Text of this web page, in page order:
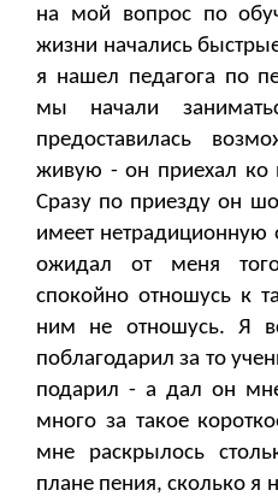
на мой вопрос по
жизни начались
я нашел педагога по
мы начали
предоставилась
живую - он приехал ко
Сразу по приезду он
имеет нетрадиционную
ожидал от меня
спокойно отношусь к
ним не отношусь. Я
поблагодарил за то
подарил - а дал он
много за такое
мне раскрылось
плане пения, сколько я